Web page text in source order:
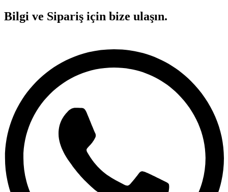
Bilgi ve Sipariş için bize ulaşın.